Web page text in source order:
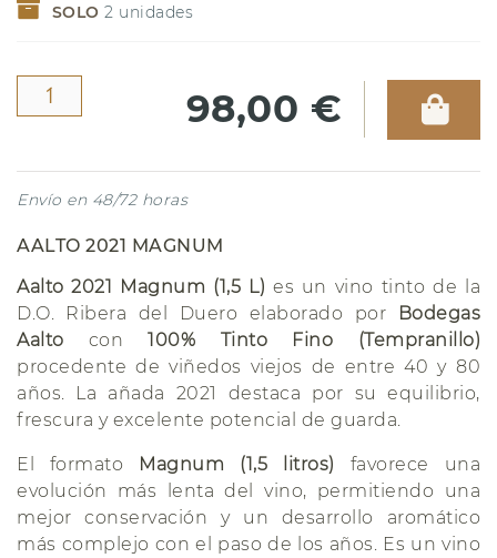
SOLO 2 unidades
98,00 €
Envío en 48/72 horas
AALTO 2021 MAGNUM
Aalto 2021 Magnum (1,5 L) es un vino tinto de la
D.O. Ribera del Duero elaborado por
Bodegas
Aalto con100% Tinto Fino (Tempranillo)
procedente de viñedos viejos de entre 40 y 80
años. La añada 2021 destaca por su equilibrio,
frescura y excelente potencial de guarda.
El formato Magnum (1,5 litros) favorece una
evolución más lenta del vino, permitiendo una
mejor conservación y un desarrollo aromático
más complejo con el paso de los años. Es un vino